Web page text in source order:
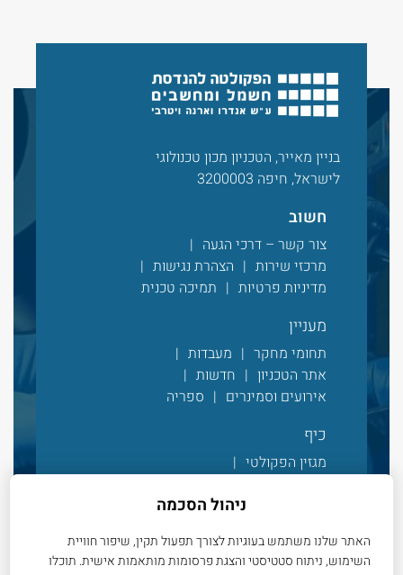
בניין מאייר, הטכניון מכון טכנולוגי
לישראל, חיפה 3200003
חשוב
צור קשר – דרכי הגעה
מרכזי שירות
הצהרת נגישות
מדיניות פרטיות
תמיכה טכנית
מעניין
תחומי מחקר
מעבדות
אתר הטכניון
חדשות
אירועים וסמינרים
ספריה
כיף
מגזין הפקולטי
סרטונים
ניהול הסכמה
האתר שלנו משתמש בעוגיות לצורך תפעול תקין, שיפור חוויית
השימוש, ניתוח סטטיסטי והצגת פרסומות מותאמות אישית. תוכלו